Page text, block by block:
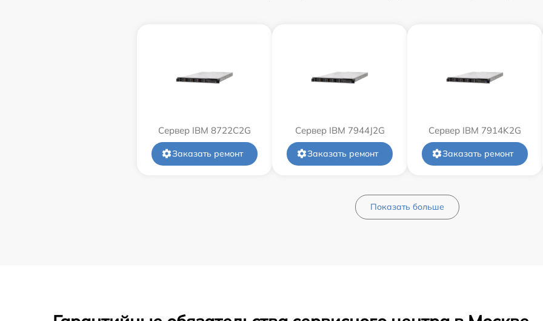
Сервер IBM 8722C2G
Заказать ремонт
Сервер IBM 7944J2G
Заказать ремонт
Сервер IBM 7914K2G
Заказать ремонт
Показать больше